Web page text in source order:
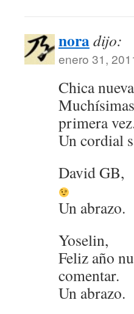
noradijo:
enero 31,
Chica
primera
Un cordial
David GB,
Un abrazo.
Yoselin,
Feliz año
comentar.
Un abrazo.